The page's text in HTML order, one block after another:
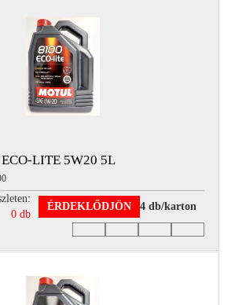
ig
LITE 5W20 5L
0 db
ÉRDEKLŐDJÖN 4 db/karton